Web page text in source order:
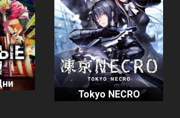
Tokyo NECRO